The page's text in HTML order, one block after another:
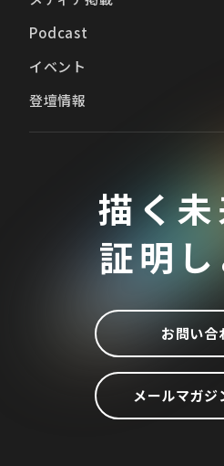
Podcast
イベント
登壇情報
描く未
証明し
お問い合
メールマガジ